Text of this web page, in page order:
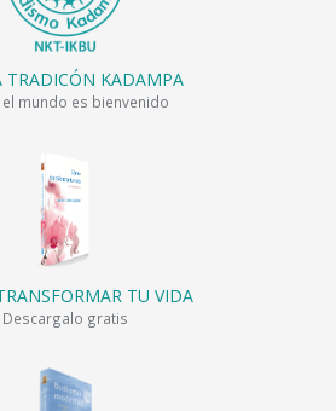
TRADICÓN KADAMPA
mundo es bienvenido
TU VIDA
Descargalo gratis